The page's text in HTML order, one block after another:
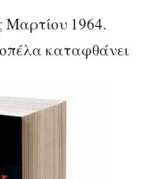
Μαρτίου 1964.
καταφθάνει